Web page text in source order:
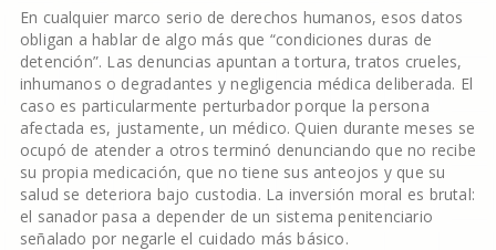
En cualquier marco serio de derechos humanos, esos datos
obligan a hablar de algo más que “condiciones duras de
detención”. Las denuncias apuntan a tortura, tratos crueles,
inhumanos o degradantes y negligencia médica deliberada. El
caso es particularmente perturbador porque la persona
afectada es, justamente, un médico. Quien durante meses se
ocupó de atender a otros terminó denunciando que no recibe
su propia medicación, que no tiene sus anteojos y que su
salud se deteriora bajo custodia. La inversión moral es brutal:
el sanador pasa a depender de un sistema penitenciario
señalado por negarle el cuidado más básico.